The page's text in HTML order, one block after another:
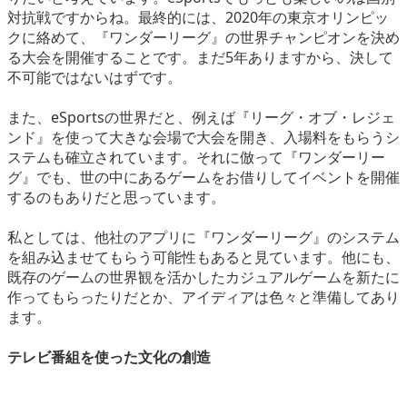
対抗戦ですからね。最終的には、2020年の東京オリンピッ
クに絡めて、『ワンダーリーグ』の世界チャンピオンを決め
る大会を開催することです。まだ5年ありますから、決して
不可能ではないはずです。
また、eSportsの世界だと、例えば『リーグ・オブ・レジェ
ンド』を使って大きな会場で大会を開き、入場料をもらうシ
ステムも確立されています。それに倣って『ワンダーリー
グ』でも、世の中にあるゲームをお借りしてイベントを開催
するのもありだと思っています。
私としては、他社のアプリに『ワンダーリーグ』のシステム
を組み込ませてもらう可能性もあると見ています。他にも、
既存のゲームの世界観を活かしたカジュアルゲームを新たに
作ってもらったりだとか、アイディアは色々と準備してあり
ます。
テレビ番組を使った文化の創造